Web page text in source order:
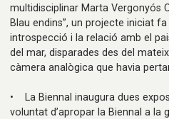
multidisciplinar Marta Vergonyós
Blau endins”, un projecte iniciat
introspecció i la relació amb el
del mar, disparades des del
càmera analògica que havia
• La Biennal inaugura dues
voluntat d’apropar la Biennal a la